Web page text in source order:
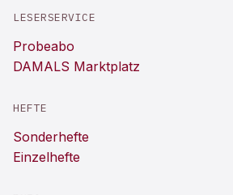
LESERSERVICE
Probeabo
DAMALS Marktplatz
HEFTE
Sonderhefte
Einzelhefte